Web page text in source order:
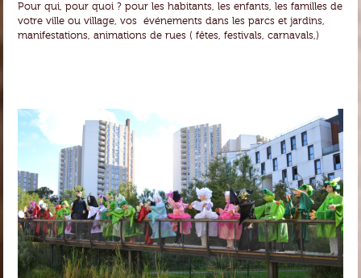
Pour qui, pour quoi ? pour les habitants, les enfants, les familles de
votre ville ou village, vos événements dans les parcs et jardins,
manifestations, animations de rues ( fêtes, festivals, carnavals,)